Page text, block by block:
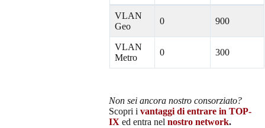
VLAN
Geo
0 900
VLAN
Metro
0 300
Non sei ancora nostro consorziato?
Scopri ivantaggi di entrare in TOP-
IX ed entra nelnostro network.